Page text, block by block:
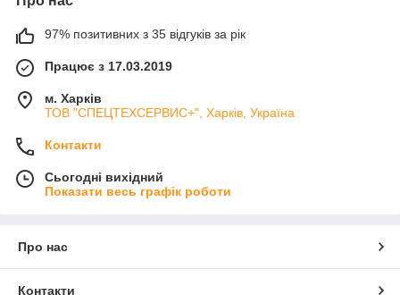
97% позитивних з 35 відгуків за рік
Працює з 17.03.2019
м. Харків
ТОВ "СПЕЦТЕХСЕРВИС+", Харків, Україна
Контакти
Сьогодні вихідний
Показати весь графік роботи
Про нас
Контакти